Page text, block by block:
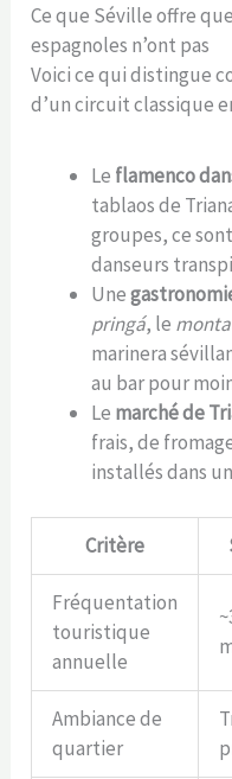
Ce que Séville offre
espagnoles n’ont pas
Voici ce qui distingue
d’un circuit classique
Le flamenco
tablaos de
groupes, ce
danseurs
Une
pringá, le
marinera
au bar pour
Le marché de
frais, de
installés dans
Critère
Fréquentation
touristique
annuelle
Ambiance de
quartier